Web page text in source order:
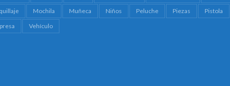
Mochila Muñeca Niños Peluche Piezas Pistola
Vehículo